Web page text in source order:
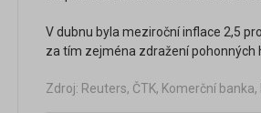
V dubnu byla meziroční inflace 2,5
za tím zejména zdražení pohonných
Zdroj: Reuters, ČTK, Komerční